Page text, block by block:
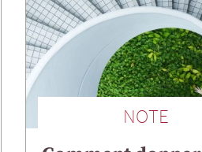
NOTE